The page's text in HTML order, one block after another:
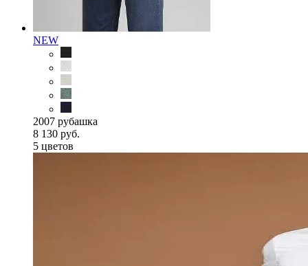
NEW
2007 рубашка
8 130 руб.
5 цветов